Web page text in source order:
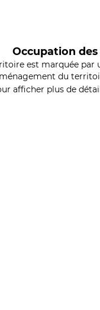
Occupation
est marquée
du
afficher plus de